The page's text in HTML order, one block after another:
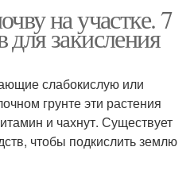
на участке. 7
для закисления
слабокислую или
грунте эти растения
и чахнут. Существует
чтобы подкислить землю